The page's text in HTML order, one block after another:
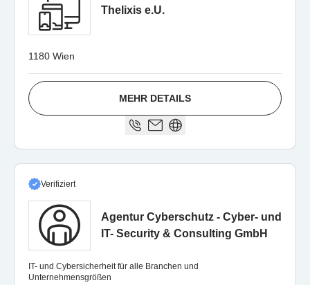
Thelixis e.U.
1180 Wien
MEHR DETAILS
Verifiziert
Agentur Cyberschutz - Cyber- und
IT- Security & Consulting GmbH
IT- und Cybersicherheit für alle Branchen und
Unternehmensgrößen